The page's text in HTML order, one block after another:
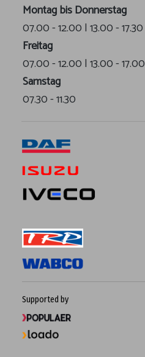
Montag bis Donnerstag
07.00 - 12.00 | 13.00 - 17.30
Freitag
07.00 - 12.00 | 13.00 - 17.00
Samstag
07.30 - 11.30
Supported by